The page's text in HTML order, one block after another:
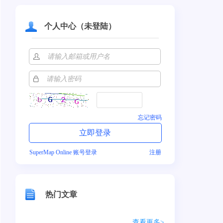
个人中心（未登陆）
忘记密码
SuperMap Online 账号登录 注册
热门文章